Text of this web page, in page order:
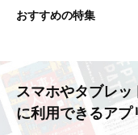
おすすめの特集
スマホやタブレ
に利用できるアプ